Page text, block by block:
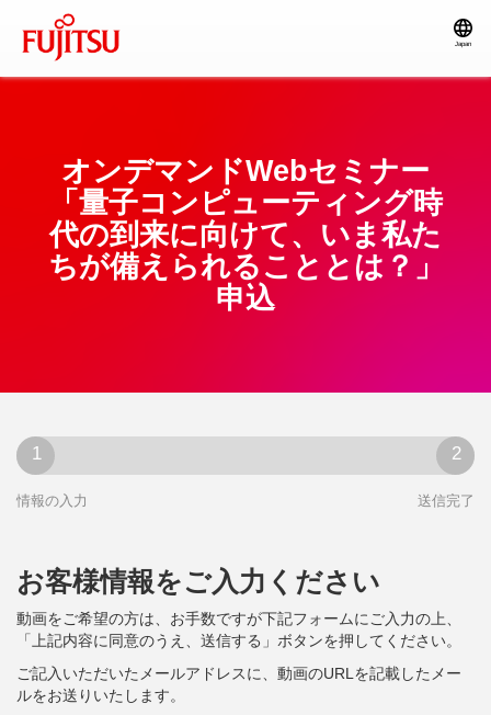
Japan
オンデマンドWebセミナー
「量子コンピューティング時
代の到来に向けて、いま私た
ちが備えられることとは？」
申込
情報の入力 送信完了
お客様情報をご入力ください
動画をご希望の方は、お手数ですが下記フォームにご入力の上、
「上記内容に同意のうえ、送信する」ボタンを押してください。
ご記入いただいたメールアドレスに、動画のURLを記載したメー
ルをお送りいたします。